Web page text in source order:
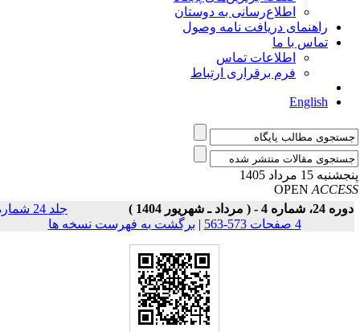
اطلاع‌رسانی به دوستان
راهنمای دریافت نامه وصول
تماس با ما
اطلاعات تماس
فرم برقراری ارتباط
English
15 مرداد 1405
OPEN
شماره 4 - ( مرداد ـ شهریور 1404 )
جلد 24 شماره
| برگشت به فهرست نسخه ها